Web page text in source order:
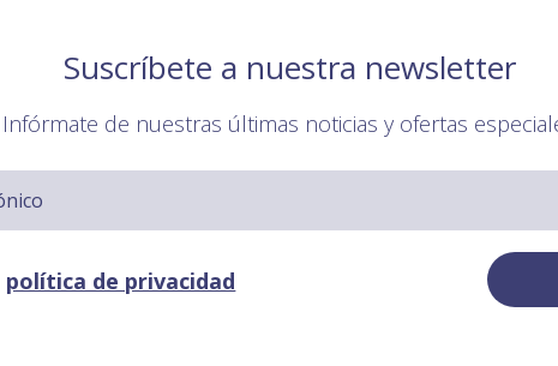
Suscríbete a nuestra newsletter
Infórmate de nuestras últimas noticias y ofertas
política de privacidad